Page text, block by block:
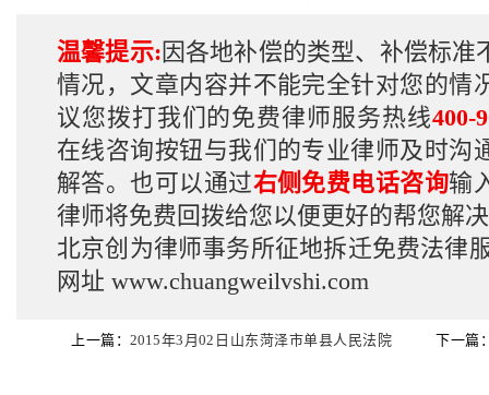
温馨提示:因各地补偿的类型、补偿标准
情况，文章内容并不能完全针对您的情
议您拨打我们的免费律师服务热线400-
在线咨询按钮与我们的专业律师及时沟
解答。也可以通过右侧免费电话咨询输
律师将免费回拨给您以便更好的帮您解
北京创为律师事务所征地拆迁免费法律
网址 www.chuangweilvshi.com
上一篇：2015年3月02日山东菏泽市单县人民法院 下一篇